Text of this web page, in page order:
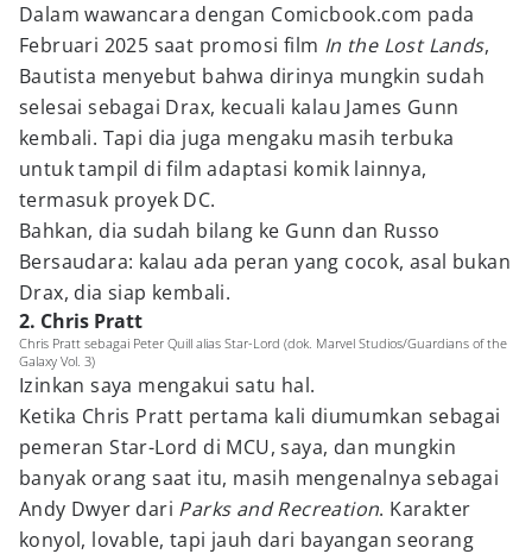
Dalam wawancara dengan Comicbook.com pada
Februari 2025 saat promosi film In the Lost Lands,
Bautista menyebut bahwa dirinya mungkin sudah
selesai sebagai Drax, kecuali kalau James Gunn
kembali. Tapi dia juga mengaku masih terbuka
untuk tampil di film adaptasi komik lainnya,
termasuk proyek DC.
Bahkan, dia sudah bilang ke Gunn dan Russo
Bersaudara: kalau ada peran yang cocok, asal bukan
Drax, dia siap kembali.
2. Chris Pratt
Chris Pratt sebagai Peter Quill alias Star-Lord (dok. Marvel Studios/Guardians of the
Galaxy Vol. 3)
Izinkan saya mengakui satu hal.
Ketika Chris Pratt pertama kali diumumkan sebagai
pemeran Star-Lord di MCU, saya, dan mungkin
banyak orang saat itu, masih mengenalnya sebagai
Andy Dwyer dari Parks and Recreation. Karakter
konyol, lovable, tapi jauh dari bayangan seorang